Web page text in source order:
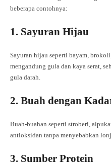
beberapa contohnya:
1. Sayuran Hijau
Sayuran hijau seperti bayam,
mengandung gula dan kaya serat,
gula darah.
2. Buah dengan
Buah-buahan seperti stroberi,
antioksidan tanpa menyebabkan
3. Sumber Protein